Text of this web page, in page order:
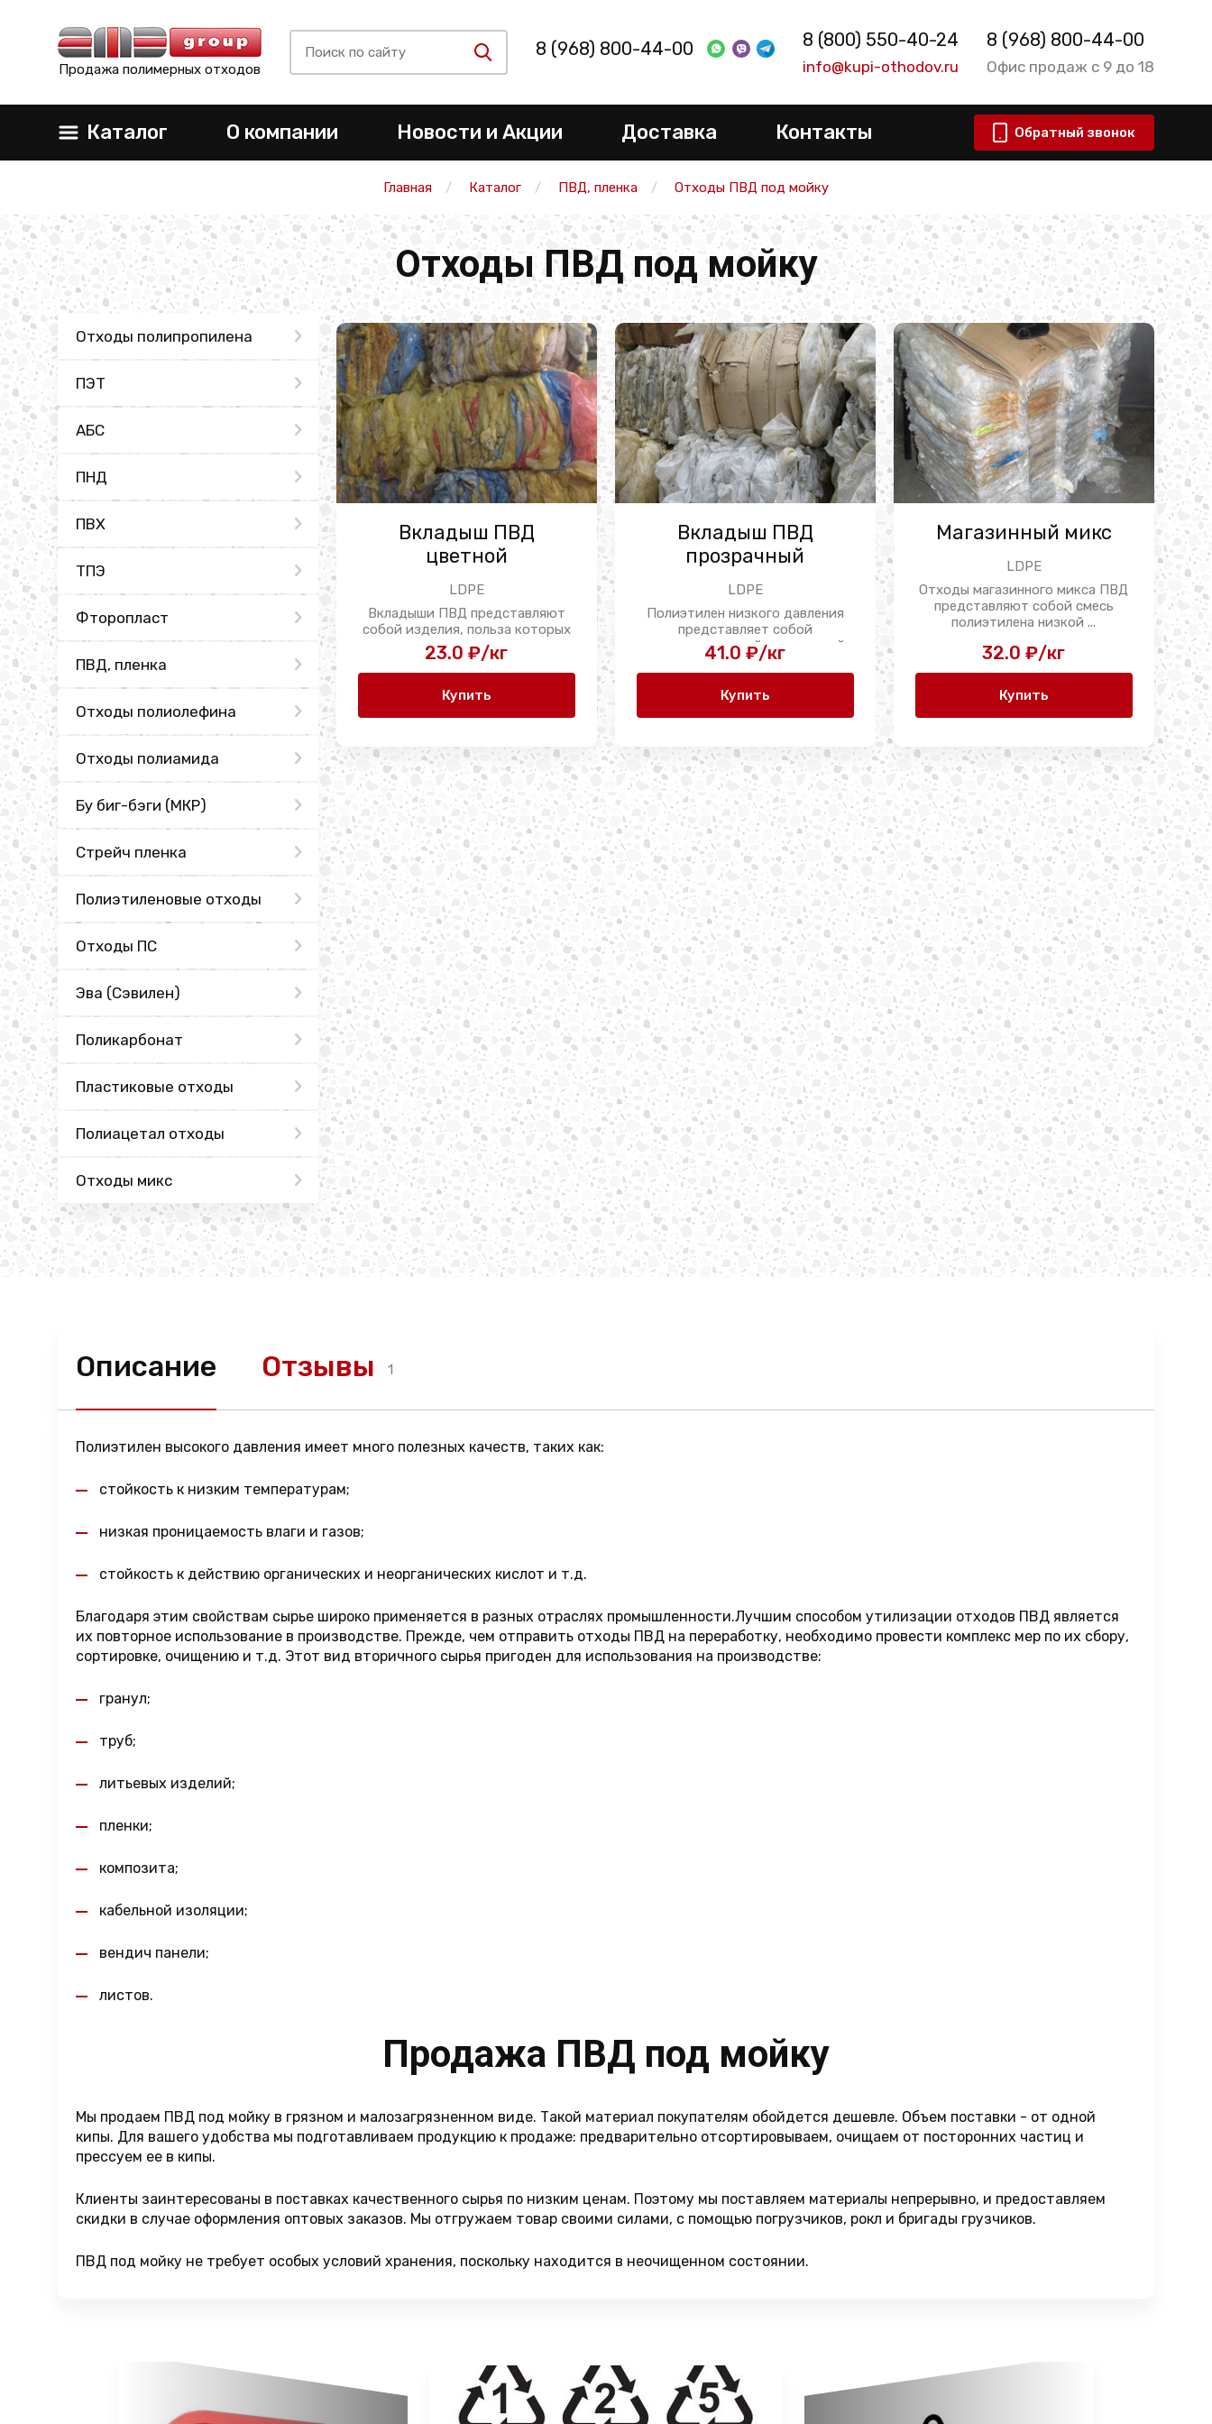
Продажа полимерных отходов
8 (968) 800-44-00 8 (800) 550-40-24
info@kupi-othodov.ru
8 (968) 800-44-00
Офис продаж с 9 до 18
Каталог О компании Новости и Акции Доставка Контакты Обратный звонок
Главная Каталог ПВД, пленка Отходы ПВД под мойку
Отходы ПВД под мойку
Отходы полипропилена
ПЭТ
АБС
ПНД
ПВХ
ТПЭ
Фторопласт
ПВД, пленка
Отходы полиолефина
Отходы полиамида
Бу биг-бэги (МКР)
Стрейч пленка
Полиэтиленовые отходы
Отходы ПС
Эва (Сэвилен)
Поликарбонат
Пластиковые отходы
Полиацетал отходы
Отходы микс
Вкладыш ПВД
цветной
LDPE
Вкладыши ПВД представляют
собой изделия, польза которых
ощутима в ...
23.0 ₽/кг
Купить
Вкладыш ПВД
прозрачный
LDPE
Полиэтилен низкого давления
представляет собой
термопластичный полимерный
материал, обладающий ...
41.0 ₽/кг
Купить
Магазинный микс
LDPE
Отходы магазинного микса ПВД
представляют собой смесь
полиэтилена низкой ...
32.0 ₽/кг
Купить
Описание Отзывы 1
Полиэтилен высокого давления имеет много полезных качеств, таких как:
стойкость к низким температурам;
низкая проницаемость влаги и газов;
стойкость к действию органических и неорганических кислот и т.д.
Благодаря этим свойствам сырье широко применяется в разных отраслях промышленности.Лучшим способом утилизации отходов ПВД является
их повторное использование в производстве. Прежде, чем отправить отходы ПВД на переработку, необходимо провести комплекс мер по их сбору,
сортировке, очищению и т.д. Этот вид вторичного сырья пригоден для использования на производстве:
гранул;
труб;
литьевых изделий;
пленки;
композита;
кабельной изоляции;
вендич панели;
листов.
Продажа ПВД под мойку
Мы продаем ПВД под мойку в грязном и малозагрязненном виде. Такой материал покупателям обойдется дешевле. Объем поставки - от одной
кипы. Для вашего удобства мы подготавливаем продукцию к продаже: предварительно отсортировываем, очищаем от посторонних частиц и
прессуем ее в кипы.
Клиенты заинтересованы в поставках качественного сырья по низким ценам. Поэтому мы поставляем материалы непрерывно, и предоставляем
скидки в случае оформления оптовых заказов. Мы отгружаем товар своими силами, с помощью погрузчиков, рокл и бригады грузчиков.
ПВД под мойку не требует особых условий хранения, поскольку находится в неочищенном состоянии.